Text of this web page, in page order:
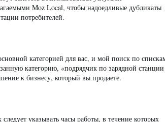
Moz Local, чтобы надоедливые дубликаты
потребителей.
категорией для вас, и мой поиск по
категорию, «подрядчик по зарядной станции
к бизнесу, который вы продаете.
указывать часы работы, в течение которых